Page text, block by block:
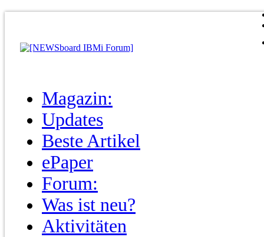
Magazin:
Updates
Beste Artikel
ePaper
Forum:
Was ist neu?
Aktivitäten